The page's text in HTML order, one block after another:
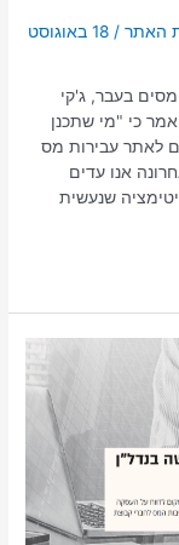
האתר /
18 באוגוסט
בעבר, ג'קי
כי "מי שתכנן
לאתר עבירות מס
אנו עדים
שנעשית